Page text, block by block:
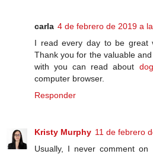
carla 4 de febrero de 2019 a
I read every day to be great
Thank you for the valuable
with you can read about
computer browser.
Responder
Kristy Murphy 11 de febrero
Usually, I never comment